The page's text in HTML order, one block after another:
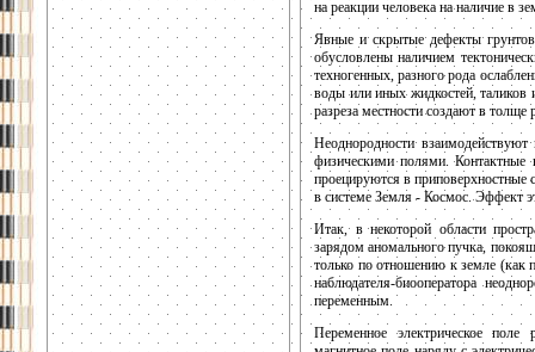
на реакции человека на наличие в
Явные и скрытые дефекты
обусловлены наличием
техногенных, разного рода
воды или иных жидкостей, таликов
разреза местности создают в
Неоднородности
физическими полями. Контактные
проецируются в приповерхностные
в системе Земля - Космос. Эффект
Итак, в некоторой области
зарядом аномального пучка,
только по отношению к земле (как
наблюдателя-биооператора
переменным.
Переменное электрическое поле